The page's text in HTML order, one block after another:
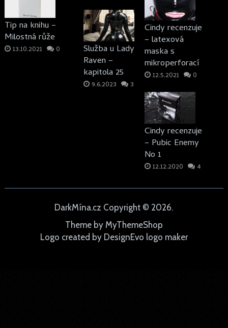
Tip na knihu –
Milostná růže
13.10.2021 0
Služba u Lady
Raven –
kapitola 25
9.6.2023 3
Cindy recenzuje
– latexová
maska s
mikroperforací
12.5.2021 0
Cindy recenzuje
– Pubic Enemy
No 1
12.12.2020 4
DarkMína.cz Copyright © 2026.
Theme by MyThemeShop
Logo created by DesignEvo logo maker